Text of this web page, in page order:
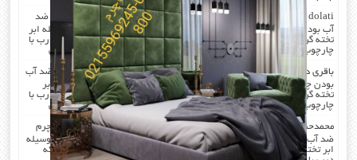
dolati
صدا گیر…درب اکوستیک…چرم کردن درب با مرغوب ترین چرم ضد
آب بودن چرم …در هنگام چرم کردن همه ی درز های درب و چارچوب بوسیله ابر
تخته گرفته میشود که جلوی صدا را میگیرد . کار در محل انجام میشود که درب با
چارچوب فیکس میشود۰۹۱۹۶۳۷۵۸۰۰-۰۹۳۰۷۸۰۱۷۸۸مهندس دولتی
باقری در
صدا گیر…درب اکوستیک…چرم کردن درب با مرغوب ترین چرم ضد آب
بودن چرم …در هنگام چرم کردن همه ی درز های درب و چارچوب بوسیله ابر
تخته گرفته میشود که جلوی صدا را میگیرد . کار در محل انجام میشود که درب با
چارچوب فیکس میشود۰۹۱۹۶۳۷۵۸۰۰-۰۹۳۰۷۸۰۱۷۸۸مهندس دولتی
محمدحسندر صدا گیر…درب اکوستیک…چرم کردن درب با مرغوب ترین چرم
ضد آب بودن چرم …در هنگام چرم کردن همه ی درز های درب و چارچوب بوسیله
ابر تخته گرفته میشود که جلوی صدا را میگیرد . کار در محل انجام میشود که